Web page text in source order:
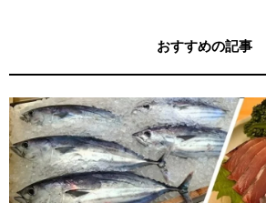
おすすめの記事